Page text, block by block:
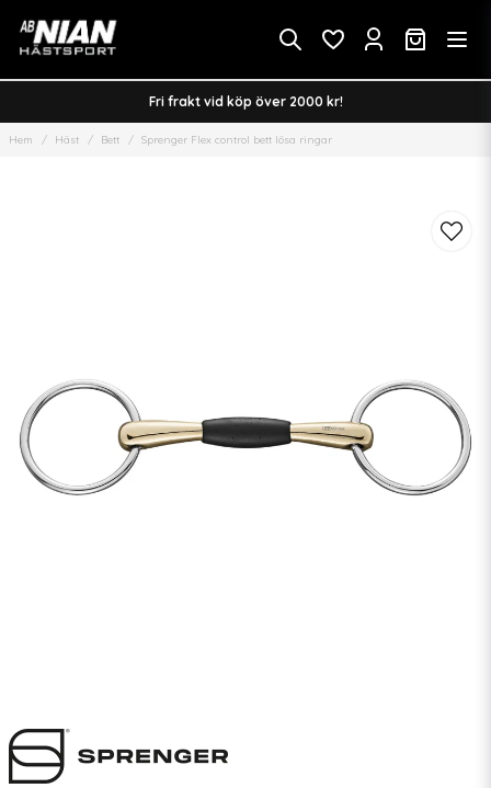
Fri frakt vid köp över 2000 kr!
Hem Häst Bett Sprenger Flex control bett lösa ringar